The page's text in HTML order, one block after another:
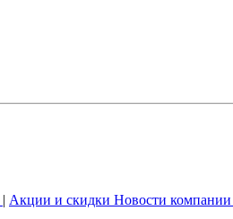
| Акции и скидки Новости компании